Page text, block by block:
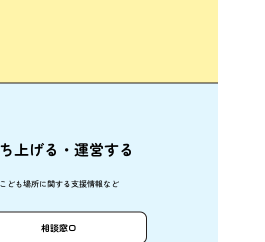
ち上げる・ 運営する
こども場所に関する支援情報など
相談窓口